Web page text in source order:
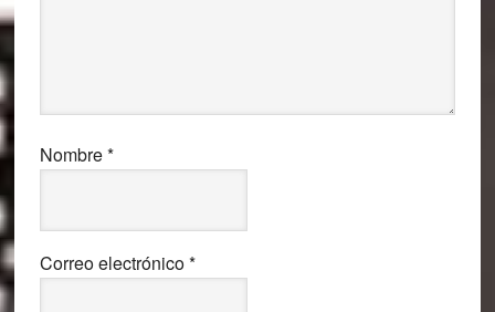
Nombre*
Correo electrónico*